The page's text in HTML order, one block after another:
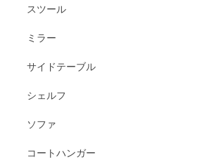
スツール
ミラー
サイドテーブル
シェルフ
ソファ
コートハンガー